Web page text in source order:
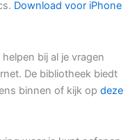
Download voor iPhone
bij al je vragen
De bibliotheek biedt
binnen of kijk op deze